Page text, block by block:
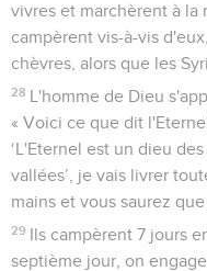
vivres et marchèrent à la
campèrent vis-à-vis
chèvres, alors que les
28 L'homme de Dieu
« Voici ce que dit
‘L'Eternel est un dieu
vallées’, je vais livrer
mains et vous saurez
29 Ils campèrent 7 jours
septième jour, on